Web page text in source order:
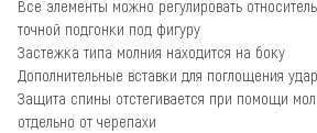
Все элементы можно регулировать
точной подгонки под фигуру
Застежка типа молния находится на боку
Дополнительные вставки для поглощения
Защита спины отстегивается при помощи
отдельно от черепахи